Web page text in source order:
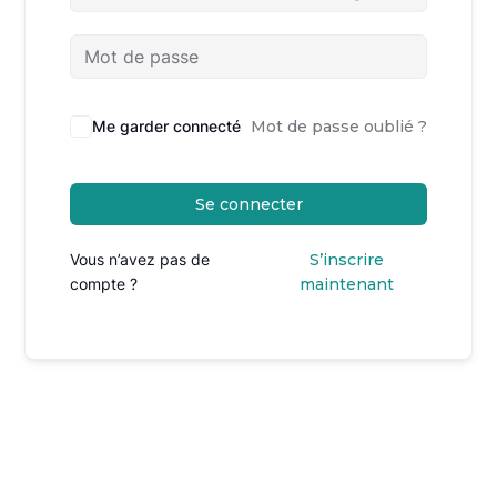
Me garder connecté Mot de passe oublié ?
Se connecter
Vous n’avez pas de
compte ?
S’inscrire
maintenant